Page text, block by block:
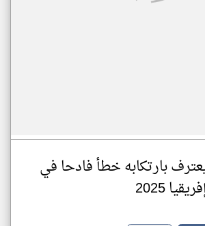
بارتكابه خطأ فادحا في
2025